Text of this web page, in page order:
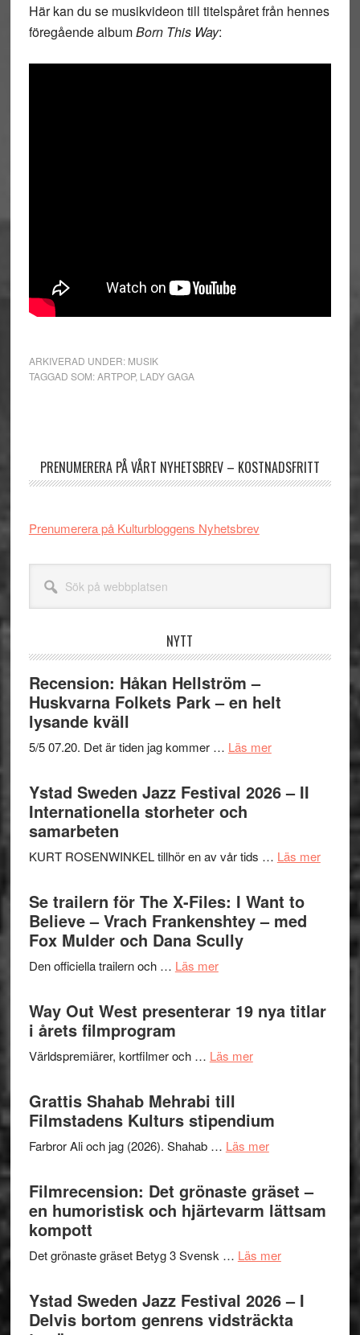
Här kan du se musikvideon till titelspåret från hennes
föregående albumBorn This Way:
ARKIVERAD UNDER: MUSIK
TAGGAD SOM:ARTPOP, LADY GAGA
PRENUMERERA PÅ VÅRT NYHETSBREV – KOSTNADSFRITT
Prenumerera på Kulturbloggens Nyhetsbrev
webbplatsen
NYTT
Recension: Håkan Hellström –
Huskvarna Folkets Park – en helt
lysande kväll
5/5 07.20. Det är tiden jag kommer … Läs merom
Håkan
Hellström
Folkets
–
en
Ystad Sweden Jazz Festival 2026 – II
Internationella storheter och
samarbeten
KURT ROSENWINKEL tillhör en av vår tids … Läs merom
Se trailern för The X-Files: I Want to
Believe – Vrach Frankenshtey – med
Fox Mulder och Dana Scully
Den officiella trailern och … Läs merom
trailern
för
X-
I
Want
to
Believe
Vrach
Frankenshtey
med
Mulder
och
Dana
Way Out West presenterar 19 nya titlar
i årets filmprogram
Världspremiärer, kortfilmer och … Läs merom
presenterar
19
titlar
i
Grattis Shahab Mehrabi till
Filmstadens Kulturs stipendium
Farbror Ali och jag (2026). Shahab … Läs merom
Shahab
Mehrabi
till
Kulturs
Filmrecension: Det grönaste gräset –
en humoristisk och hjärtevarm lättsam
kompott
Det grönaste gräset Betyg 3 Svensk … Läs merom
Det
grönaste
gräset
Ystad Sweden Jazz Festival 2026 – I
Delvis bortom genrens vidsträckta